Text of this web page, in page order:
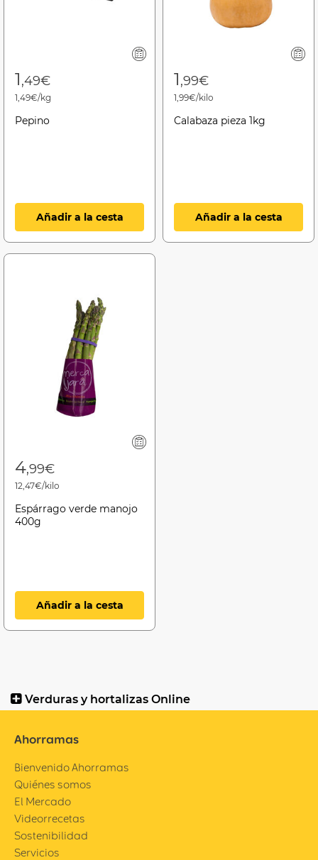
1,49€
1,49€/kg
Pepino
Añadir a la cesta
1,99€
1,99€/kilo
Calabaza pieza 1kg
Añadir a la cesta
4,99€
12,47€/kilo
Espárrago verde manojo
400g
Añadir a la cesta
Verduras y hortalizas Online
Ahorramas
Bienvenido Ahorramas
Quiénes somos
El Mercado
Videorrecetas
Sostenibilidad
Servicios